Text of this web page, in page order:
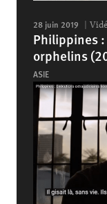
28 juin 2019
Philippines
orphelins
ASIE